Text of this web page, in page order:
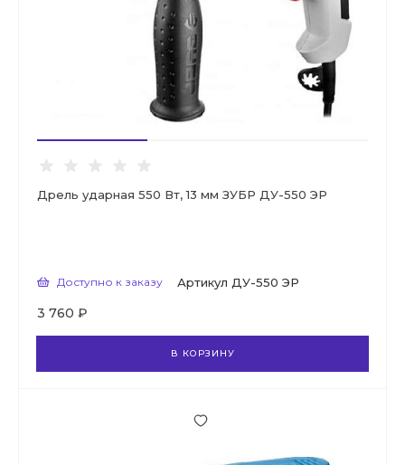
Дрель ударная 550 Вт, 13 мм ЗУБР ДУ-550 ЭР
Доступно к заказу Артикул ДУ-550 ЭР
3 760 ₽
В КОРЗИНУ